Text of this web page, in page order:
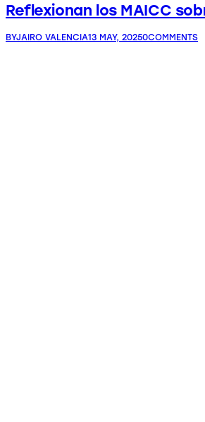
Reflexionan los MAICC
BYJAIRO VALENCIA13 MAY, 20250COMMENTS